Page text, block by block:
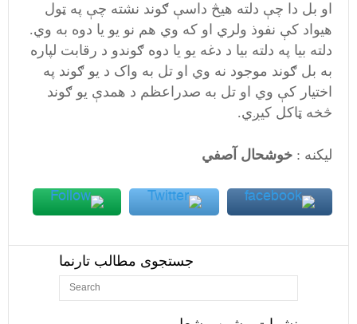
او بل دا چې دلته هيڅ داسې ګوند نشته چې په ټول
هيواد کې نفوذ ولري او که وي هم نو يو يا دوه به وي.
دلته بيا په دلته بيا د دغه يو يا دوه ګوندو د رقابت لپاره
به بل ګوند موجود نه وي او تل به واک د يو ګوند په
اختيار کې وي او تل به صدراعظم د همدې يو ګوند
څخه ټاکل کيږي.
لیکنه : خوشحال آصفي
جستجوی مطالب تارنما